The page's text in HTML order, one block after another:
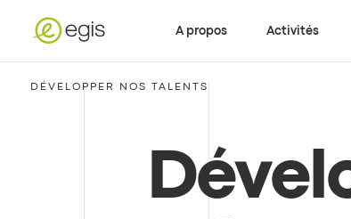
A propos Activités
DÉVELOPPER NOS TALENTS